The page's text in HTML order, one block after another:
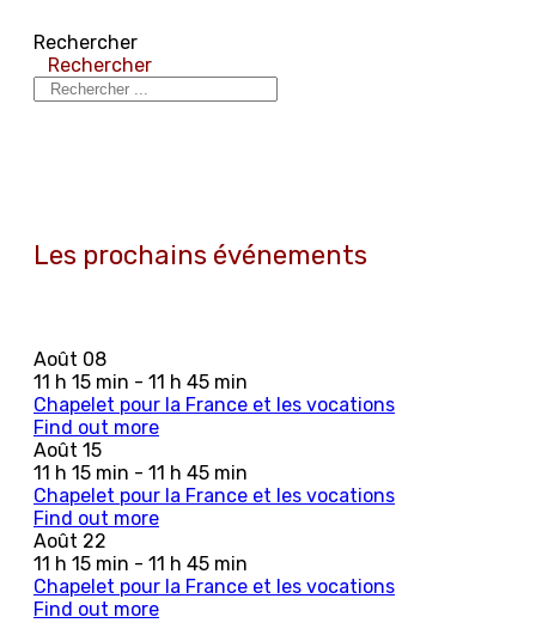
Rechercher
Rechercher
Les prochains événements
Août 08
11 h 15 min - 11 h 45 min
Chapelet pour la France et les vocations
Find out more
Août 15
11 h 15 min - 11 h 45 min
Chapelet pour la France et les vocations
Find out more
Août 22
11 h 15 min - 11 h 45 min
Chapelet pour la France et les vocations
Find out more